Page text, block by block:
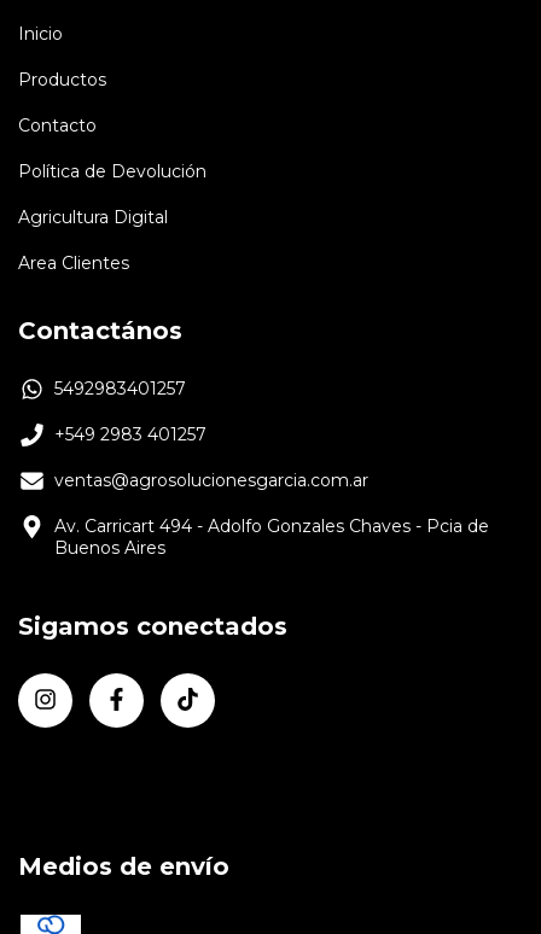
Inicio
Productos
Contacto
Política de Devolución
Agricultura Digital
Area Clientes
Contactános
5492983401257
+549 2983 401257
ventas@agrosolucionesgarcia.com.ar
Av. Carricart 494 - Adolfo Gonzales Chaves - Pcia de
Buenos Aires
Sigamos conectados
Medios de envío